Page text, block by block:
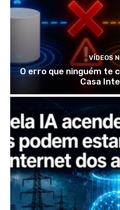
VÍDEOS
O erro que ninguém te
Casa